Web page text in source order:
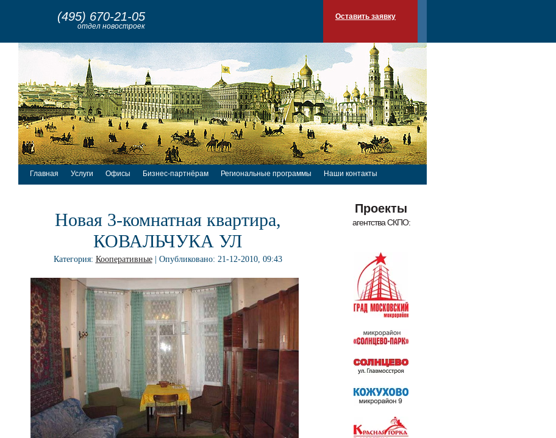
(495) 670-21-05
отдел новостроек
Оставить заявку
Главная Услуги Офисы Бизнес-партнёрам Региональные программы Наши контакты
Новая 3-комнатная квартира,
КОВАЛЬЧУКА УЛ
Категория: Кооперативные| Опубликовано: 21-12-2010, 09:43
Проекты
агентства СКПО: